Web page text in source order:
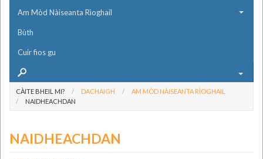
Am Mòd Nàiseanta Rìoghail
Bùth
Cuir fios gu
CÀITE BHEIL MI? DACHAIGH
AM MÒD NÀISEANTA RÌOGHAIL
NAIDHEACHDAN
NAIDHEACHDAN